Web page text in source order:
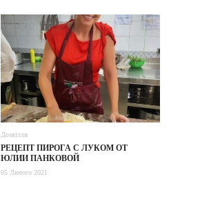
Дозвілля
РЕЦЕПТ ПИРОГА С ЛУКОМ ОТ
ЮЛИИ ПАНКОВОЙ
05 Лютого 2021